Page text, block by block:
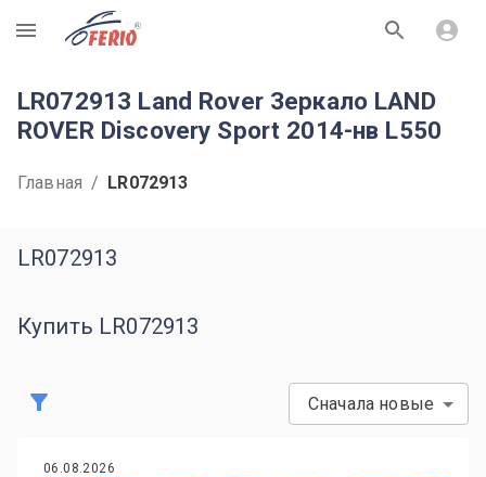
R
LR072913 Land Rover Зеркало LAND
ROVER Discovery Sport 2014-нв L550
Главная / LR072913
LR072913
Купить LR072913
Сначала новые
06.08.2026